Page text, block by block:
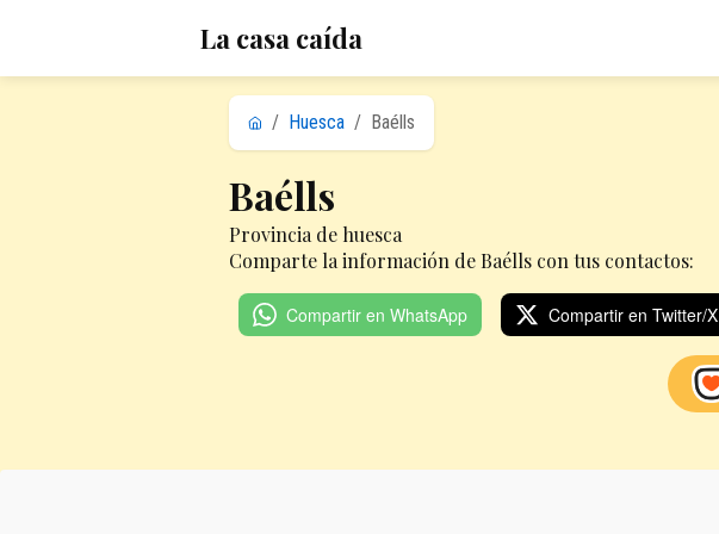
La casa caída
/ Huesca / Baélls
Baélls
Provincia de huesca
Comparte la información de Baélls con tus contactos:
Compartir en WhatsApp Compartir en Twitter/X